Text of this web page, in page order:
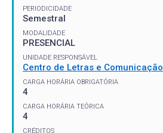
PERIODICIDADE
Semestral
MODALIDADE
PRESENCIAL
UNIDADE RESPONSÁVEL
Centro de Letras e Comunicação
CARGA HORÁRIA OBRIGATÓRIA
4
CARGA HORÁRIA TEÓRICA
4
CRÉDITOS